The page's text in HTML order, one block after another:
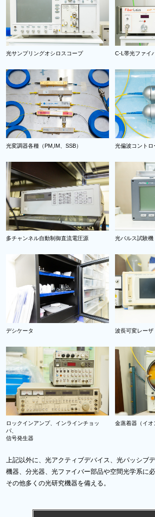
光サンプリングオシロスコープ C-L帯光ファイ
光変調器各種（PM,IM、SSB） 光偏波コントロ
多チャンネル自動制御直流電圧源 光パルス試験機
デシケータ 波長可変レーザ
ロックインアンプ、インラインチョッ
パ、
信号発生器
金蒸着器（イオ
上記以外に、光アクティブデバイス、光パッシブ
機器、分光器、光ファイバー部品や空間光学系に
その他多くの光研究機器を備える。